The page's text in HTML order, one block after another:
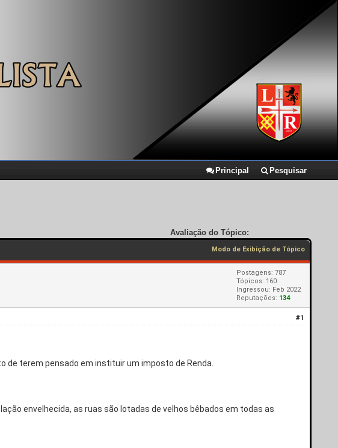
Principal Pesquisar
Avaliação do Tópico:
Modo de Exibição de Tópico
Postagens: 787
Tópicos: 160
Ingressou: Feb 2022
Reputações: 134
#1
de terem pensado em instituir um imposto de Renda.
envelhecida, as ruas são lotadas de velhos bêbados em todas as